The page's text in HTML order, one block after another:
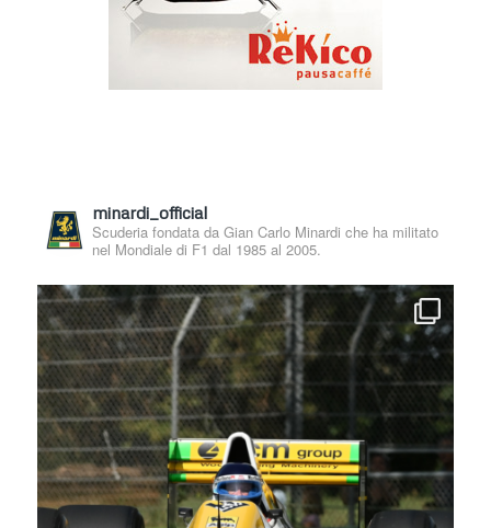
minardi_official
Scuderia fondata da Gian Carlo Minardi che ha militato
nel Mondiale di F1 dal 1985 al 2005.